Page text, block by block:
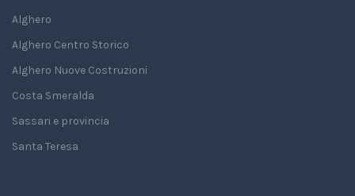
Alghero
Alghero Centro Storico
Alghero Nuove Costruzioni
Costa Smeralda
Sassari e provincia
Santa Teresa